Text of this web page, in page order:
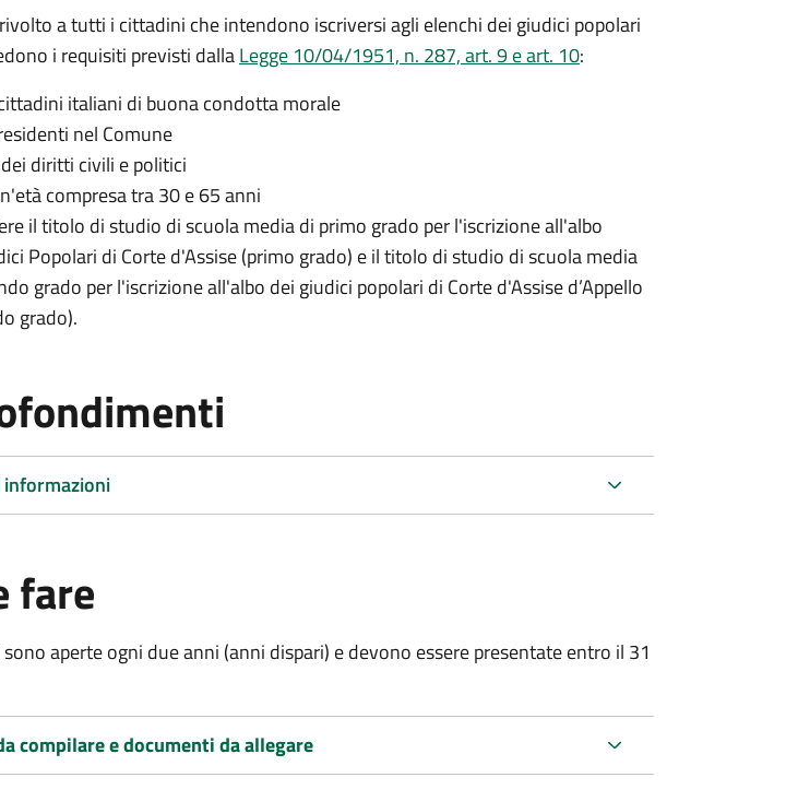
a tutti i cittadini che intendono iscriversi agli elenchi dei giudici popolari
i requisiti previsti dallaLegge 10/04/1951, n. 287, art. 9 e art. 10:
italiani di buona condotta morale
nel Comune
diritti civili e politici
compresa tra 30 e 65 anni
il titolo di studio di scuola media di primo grado per l'iscrizione all'albo
Popolari di Corte d'Assise (primo grado) e il titolo di studio di scuola media
grado per l'iscrizione all'albo dei giudici popolari di Corte d'Assise d’Appello
grado).
fare
aperte ogni due anni (anni dispari) e devono essere presentate entro il 31
compilare e documenti da allegare